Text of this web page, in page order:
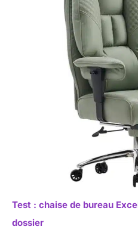
Test : chaise de bureau
dossier